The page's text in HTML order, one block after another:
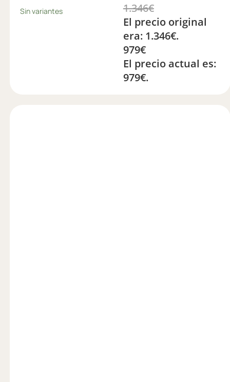
Sin variantes 1.346€
El precio original
era: 1.346€.
979€
El precio actual es:
979€.